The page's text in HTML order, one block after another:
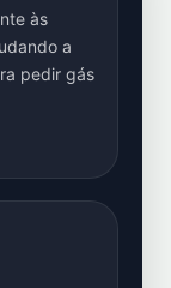
às
a
pedir gás